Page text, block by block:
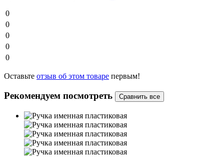
0
0
0
0
0
Оставьте отзыв об этом товаре первым!
Рекомендуем посмотреть